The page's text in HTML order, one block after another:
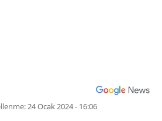
24 Ocak 2024 - 16:06